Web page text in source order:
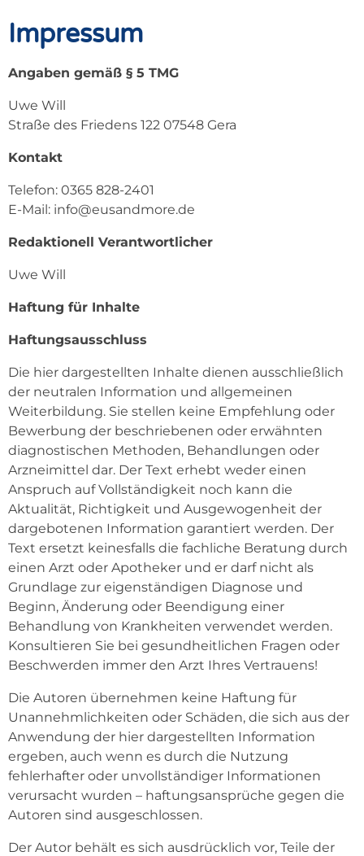
Impressum
Angaben gemäß § 5 TMG
Uwe Will
Straße des Friedens 122 07548 Gera
Kontakt
Telefon: 0365 828-2401
E-Mail: info@eusandmore.de
Redaktionell Verantwortlicher
Uwe Will
Haftung für Inhalte
Haftungsausschluss
Die hier dargestellten Inhalte dienen ausschließlich
der neutralen Information und allgemeinen
Weiterbildung. Sie stellen keine Empfehlung oder
Bewerbung der beschriebenen oder erwähnten
diagnostischen Methoden, Behandlungen oder
Arzneimittel dar. Der Text erhebt weder einen
Anspruch auf Vollständigkeit noch kann die
Aktualität, Richtigkeit und Ausgewogenheit der
dargebotenen Information garantiert werden. Der
Text ersetzt keinesfalls die fachliche Beratung durch
einen Arzt oder Apotheker und er darf nicht als
Grundlage zur eigenständigen Diagnose und
Beginn, Änderung oder Beendigung einer
Behandlung von Krankheiten verwendet werden.
Konsultieren Sie bei gesundheitlichen Fragen oder
Beschwerden immer den Arzt Ihres Vertrauens!
Die Autoren übernehmen keine Haftung für
Unannehmlichkeiten oder Schäden, die sich aus der
Anwendung der hier dargestellten Information
ergeben, auch wenn es durch die Nutzung
fehlerhafter oder unvollständiger Informationen
verursacht wurden – haftungsansprüche gegen die
Autoren sind ausgeschlossen.
Der Autor behält es sich ausdrücklich vor, Teile der